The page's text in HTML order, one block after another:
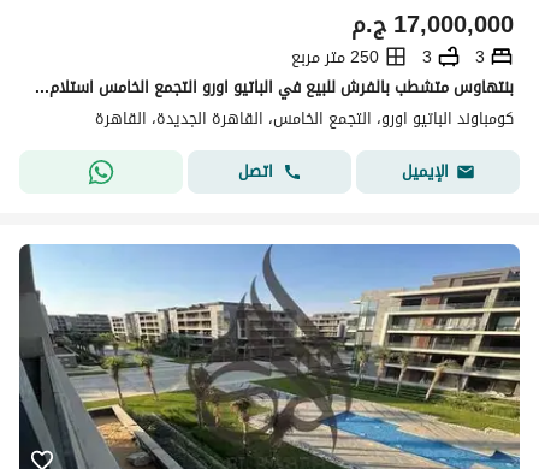
ج.م17,000,000
3
3
250 متر مربع
بنتهاوس متشطب بالفرش للبيع في الباتيو اورو التجمع الخامس استلام فوري موقع مميز اقل من سعر السوق Elpatio Oro
كومباوند الباتيو اورو، التجمع الخامس، القاهرة الجديدة، القاهرة
الإيميل
اتصل